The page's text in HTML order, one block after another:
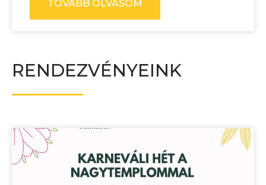
TOVÁBB OLVASOM
RENDEZVÉNYEINK